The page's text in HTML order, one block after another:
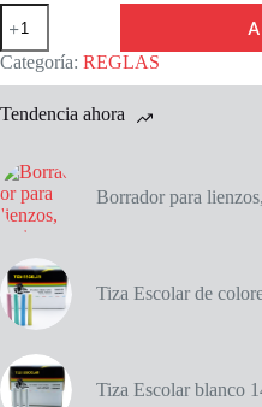
Regla
Transparente
La
Selva
cm
Categoría: REGLAS
Tendencia ahora
Borrador para
Tiza Escolar de
Tiza Escolar blanco